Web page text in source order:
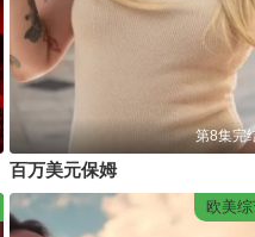
第8集完
百万美元保姆
欧美